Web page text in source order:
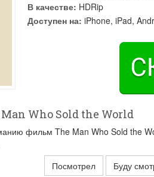
В качестве: HDRip
Доступен на: iPhone, iPad,
Who Sold the World
фильм The Man Who Sold the
Посмотрел
Буду